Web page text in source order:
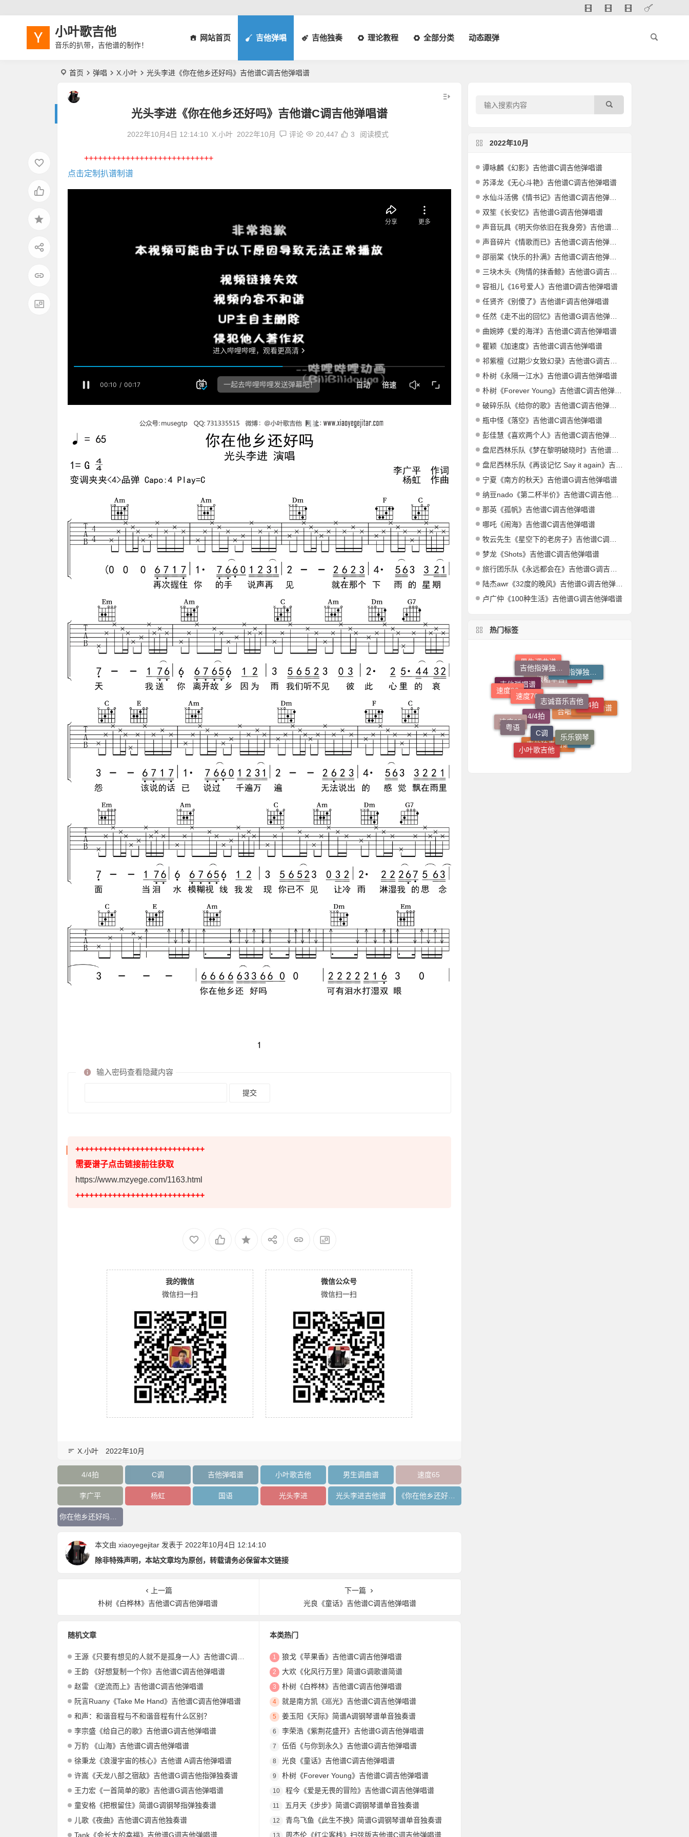
小叶歌吉他
音乐的扒带，吉他谱的制作！
网站首页 吉他弹唱 吉他独奏 理论教程 全部分类 动态跟弹
首页 弹唱 X.小叶 光头李进《你在他乡还好吗》吉他谱C调吉他弹唱谱
光头李进《你在他乡还好吗》吉他谱C调吉他弹唱谱
2022年10月4日 12:14:10 X.小叶 2022年10月 评论 20,447 3 阅读模式
++++++++++++++++++++++++++++
点击定制扒谱制谱
输入密码查看隐藏内容
++++++++++++++++++++++++++++
需要谱子点击链接前往获取
https://www.mzyege.com/1163.html
++++++++++++++++++++++++++++
我的微信
微信扫一扫
微信公众号
微信扫一扫
X.小叶 2022年10月
4/4拍 C调 吉他弹唱谱 小叶歌吉他 男生调曲谱 速度65
李广平 杨虹 国语 光头李进 光头李进吉他谱 《你在他乡还好吗》吉他谱
本文由 xiaoyegejitar 发表于 2022年10月4日 12:14:10
除非特殊声明，本站文章均为原创，转载请务必保留本文链接
上一篇
朴树《白桦林》吉他谱C调吉他弹唱谱
下一篇
光良《童话》吉他谱C调吉他弹唱谱
随机文章
王源《只要有想见的人就不是孤身一人》吉他谱C调吉他弹唱谱
王韵 《好想复制一个你》吉他谱C调吉他弹唱谱
赵雷 《逆流而上》吉他谱C调吉他弹唱谱
阮言Ruany《Take Me Hand》吉他谱C调吉他弹唱谱
和声：和谐音程与不和谐音程有什么区别？
李宗盛《给自己的歌》吉他谱G调吉他弹唱谱
万豹 《山海》吉他谱C调吉他弹唱谱
徐秉龙《浪漫宇宙的核心》吉他谱 A调吉他弹唱谱
许嵩《天龙八部之宿敌》吉他谱G调吉他指弹独奏谱
王力宏《一首简单的歌》吉他谱G调吉他弹唱谱
童安格《把根留住》简谱G调钢琴指弹独奏谱
儿歌《夜曲》吉他谱C调吉他独奏谱
Tank《会长大的幸福》吉他谱G调吉他弹唱谱
本类热门
1 狼戈《苹果香》吉他谱C调吉他弹唱谱
2 大欢《化风行万里》简谱G调歌谱简谱
3 朴树《白桦林》吉他谱C调吉他弹唱谱
4 就是南方凯《巡光》吉他谱C调吉他弹唱谱
5 姜玉阳《天际》简谱A调钢琴谱单音独奏谱
6 李荣浩《紫荆花盛开》吉他谱G调吉他弹唱谱
7 伍佰《与你到永久》吉他谱G调吉他弹唱谱
8 光良《童话》吉他谱C调吉他弹唱谱
9 朴树《Forever Young》吉他谱C调吉他弹唱谱
10 程今《爱是无畏的冒险》吉他谱C调吉他弹唱谱
11 五月天《步步》简谱C调钢琴谱单音独奏谱
12 青鸟飞鱼《此生不换》简谱G调钢琴谱单音独奏谱
13 周杰伦《红尘客栈》扫弦版吉他谱C调吉他弹唱谱
2022年10月
谭咏麟《幻影》吉他谱C调吉他弹唱谱
苏泽龙《无心斗艳》吉他谱C调吉他弹唱谱
水仙斗活佛《情书记》吉他谱C调吉他弹唱谱
双笙《长安忆》吉他谱G调吉他弹唱谱
声音玩具《明天你依旧在我身旁》吉他谱G调吉他弹唱谱
声音碎片《情歌而已》吉他谱C调吉他弹唱谱
邵丽棠《快乐的扑满》吉他谱C调吉他弹唱谱
三块木头《殉情的抹香鲸》吉他谱G调吉他弹唱谱
容祖儿《16号爱人》吉他谱D调吉他弹唱谱
任贤齐《别傻了》吉他谱F调吉他弹唱谱
任然《走不出的回忆》吉他谱G调吉他弹唱谱
曲婉婷《爱的海洋》吉他谱C调吉他弹唱谱
瞿颖《加速度》吉他谱C调吉他弹唱谱
祁紫檀《过期少女致幻录》吉他谱G调吉他弹唱谱
朴树《永隔一江水》吉他谱G调吉他弹唱谱
朴树《Forever Young》吉他谱C调吉他弹唱谱
破碎乐队《给你的歌》吉他谱C调吉他弹唱谱
瓶中怪《落空》吉他谱C调吉他弹唱谱
彭佳慧《喜欢两个人》吉他谱C调吉他弹唱谱
盘尼西林乐队《梦在黎明破晓时》吉他谱C调吉他弹唱谱
盘尼西林乐队《再谈记忆 Say it again》吉他谱C调吉他弹唱谱
宁夏《南方的秋天》吉他谱G调吉他弹唱谱
纳豆nado《第二杯半价》吉他谱C调吉他弹唱谱
那英《孤帆》吉他谱C调吉他弹唱谱
哪吒《闹海》吉他谱C调吉他弹唱谱
牧云先生《星空下的老房子》吉他谱C调吉他弹唱谱
梦龙《Shots》吉他谱C调吉他弹唱谱
旅行团乐队《永远都会在》吉他谱G调吉他弹唱谱
陆杰awr《32度的晚风》吉他谱G调吉他弹唱谱
卢广仲《100种生活》吉他谱G调吉他弹唱谱
热门标签
小叶歌吉他
吉他独奏曲谱
G调
乐乐钢琴
C调
粤语
速度65
4/4拍
合唱曲谱
女生调曲谱
2/4拍
志诚音乐吉他
速度70
速度80
吉他弹唱谱一根稻草吉他
国语
吉他指弹独奏谱
男生调曲谱